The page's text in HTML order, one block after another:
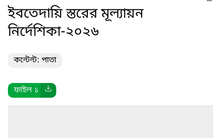
ইবতেদায়ি স্তরের মূল্যায়ন
নির্দেশিকা-২০২৬
কন্টেন্ট: পাতা
ফাইল ১